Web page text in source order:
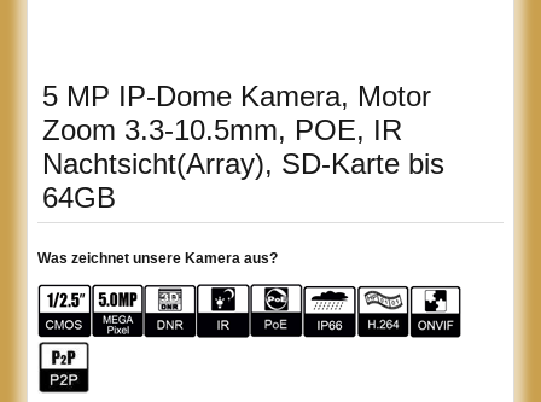
5 MP IP-Dome Kamera, Motor
Zoom 3.3-10.5mm, POE, IR
Nachtsicht(Array), SD-Karte bis
64GB
Was zeichnet unsere Kamera aus?